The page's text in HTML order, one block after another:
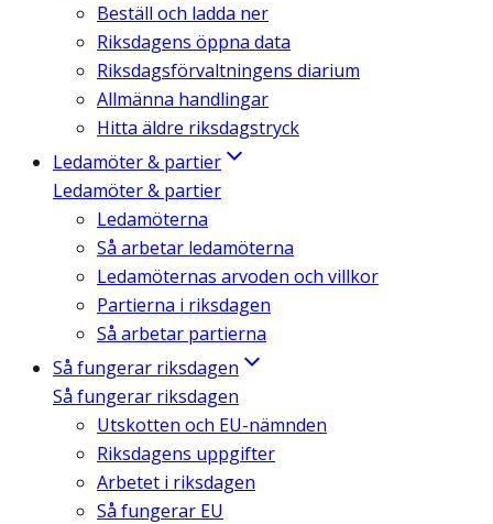
Beställ och ladda ner
Riksdagens öppna data
Riksdagsförvaltningens diarium
Allmänna handlingar
Hitta äldre riksdagstryck
Ledamöter & partier
Ledamöter & partier
Ledamöterna
Så arbetar ledamöterna
Ledamöternas arvoden och villkor
Partierna i riksdagen
Så arbetar partierna
Så fungerar riksdagen
Så fungerar riksdagen
Utskotten och EU-nämnden
Riksdagens uppgifter
Arbetet i riksdagen
Så fungerar EU